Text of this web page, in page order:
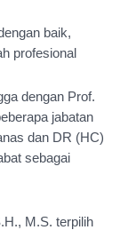
baik,
profesional
dengan Prof.
jabatan
dan DR (HC)
sebagai
M.S. terpilih